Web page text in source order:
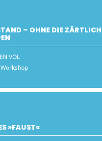
– OHNE DIE
VOL
Workshop
»FAUST«